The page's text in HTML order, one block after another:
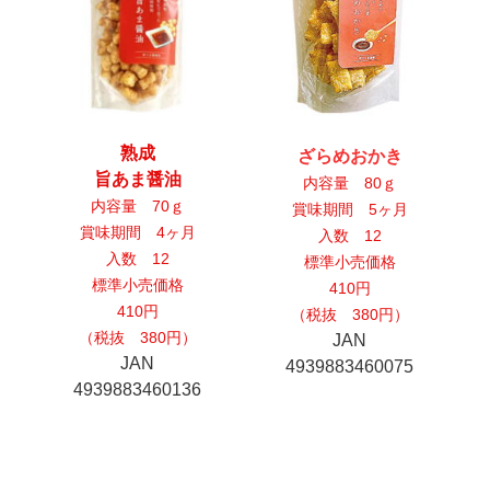
熟成
旨あま醤油
内容量 70ｇ
賞味期間 4ヶ月
入数 12
標準小売価格
410円
（税抜 380円）
JAN
4939883460136
ざらめおかき
内容量 80ｇ
賞味期間 5ヶ月
入数 12
標準小売価格
410円
（税抜 380円）
JAN
4939883460075